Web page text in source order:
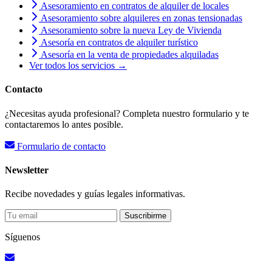
Asesoramiento en contratos de alquiler de locales
Asesoramiento sobre alquileres en zonas tensionadas
Asesoramiento sobre la nueva Ley de Vivienda
Asesoría en contratos de alquiler turístico
Asesoría en la venta de propiedades alquiladas
Ver todos los servicios →
Contacto
¿Necesitas ayuda profesional? Completa nuestro formulario y te
contactaremos lo antes posible.
Formulario de contacto
Newsletter
Recibe novedades y guías legales informativas.
Suscribirme
Síguenos